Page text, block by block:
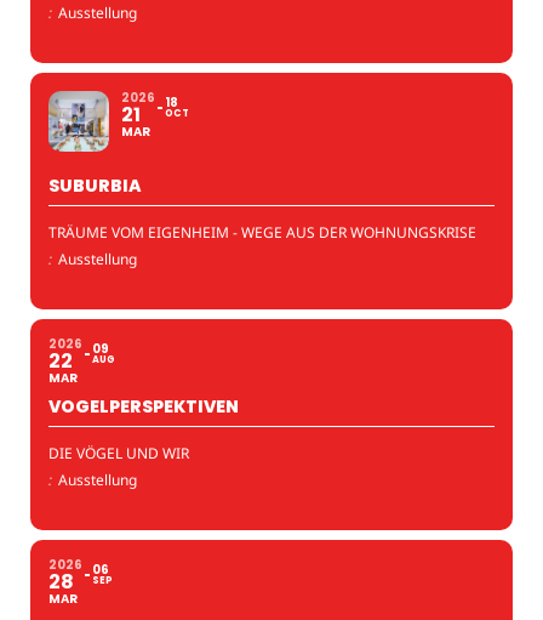
: Ausstellung
2026
21
MAR
18
OCT
SUBURBIA
TRÄUME VOM EIGENHEIM - WEGE AUS DER WOHNUNGSKRISE
: Ausstellung
2026
22
MAR
09
AUG
VOGELPERSPEKTIVEN
DIE VÖGEL UND WIR
: Ausstellung
2026
28
MAR
06
SEP